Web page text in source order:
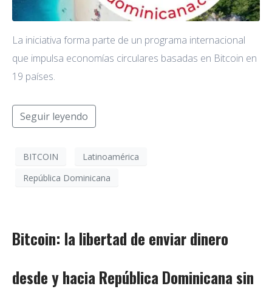
La iniciativa forma parte de un programa internacional
que impulsa economías circulares basadas en Bitcoin en
19 países.
Seguir leyendo
BITCOIN
Latinoamérica
República Dominicana
Bitcoin: la libertad de enviar dinero
desde y hacia República Dominicana sin